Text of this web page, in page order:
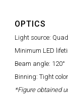
OPTICS
Light source:
Minimum LED
Beam angle: 120°
Binning: Tight
*Figure obtained